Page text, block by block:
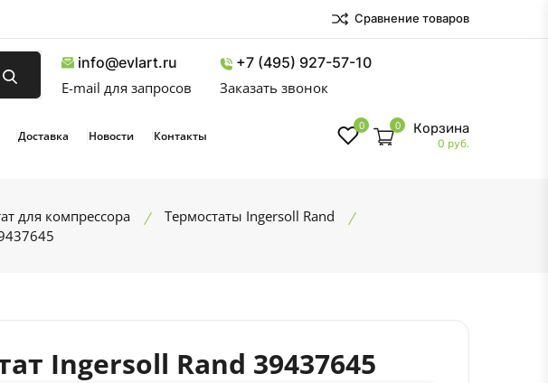
Сравнение товаров
info@evlart.ru
E-mail для запросов
+7 (495) 927-57-10
Заказать звонок
Доставка Новости Контакты
0 0 Корзина
0 руб.
для компрессора
Термостаты Ingersoll Rand
Ingersoll Rand 39437645